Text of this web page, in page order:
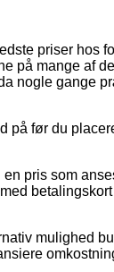
priser hos
på mange af
nogle gange
på før du
pris som
betalingskort
mulighed